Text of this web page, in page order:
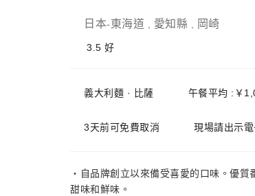
日本-東海道 愛知縣 岡崎
3.5 好
義大利麵 · 比薩 午餐平均 :￥
3天前可免費取消 現場請出示
・自品牌創立以來備受喜愛的口味。優
甜味和鮮味。